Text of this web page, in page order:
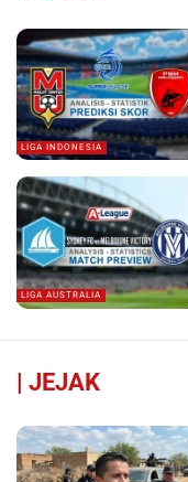
LIGA INDONESIA
LIGA AUSTRALIA
| JEJAK